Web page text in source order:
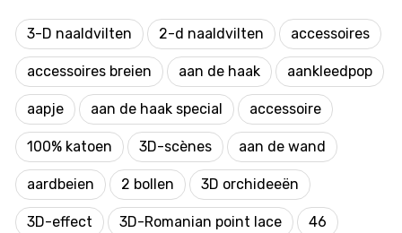
3-D naaldvilten 2-d naaldvilten accessoires
accessoires breien aan de haak aankleedpop
aapje aan de haak special accessoire
100% katoen 3D-scènes aan de wand
aardbeien 2 bollen 3D orchideeën
3D-effect 3D-Romanian point lace 46